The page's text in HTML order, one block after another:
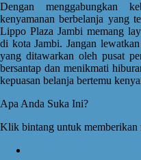
Dengan menggabungkan
kenyamanan berbelanja yang
Lippo Plaza Jambi memang
di kota Jambi. Jangan
yang ditawarkan oleh pusat
bersantap dan menikmati
kepuasan belanja bertemu
Apa Anda Suka Ini?
Klik bintang untuk memberikan